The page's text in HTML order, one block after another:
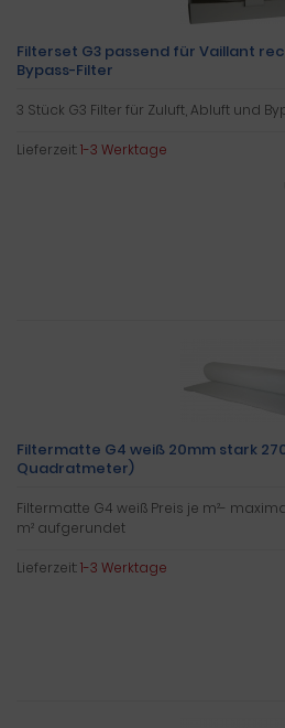
Filterset G3 passend für Vaillant
Bypass-Filter
3 Stück G3 Filter für Zuluft, Abluft und
Lieferzeit:1-3 Werktage
Filtermatte G4 weiß 20mm stark
Quadratmeter)
Filtermatte G4 weiß Preis je m²-
m² aufgerundet
Lieferzeit:1-3 Werktage